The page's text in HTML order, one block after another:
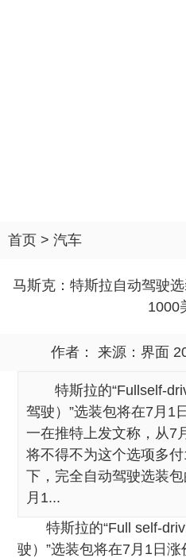
首页 > 汽车
马斯克：特斯拉自动驾驶
1000
作者： 来源： 界面
特斯拉的“Fullself-
驾驶）”选装包将在7月1
一在推特上发文称，从7
将不得不为这个选项多
下，完全自动驾驶选装
月1...
特斯拉的“Full self-
驶）”选装包将在7月1日